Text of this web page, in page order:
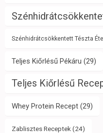
Szénhidrátcsökkentett Tészta
Teljes Kiőrlésű Pékáru (29)
Teljes Kiőrlésű
Whey Protein Recept (29)
Zablisztes Receptek (24)